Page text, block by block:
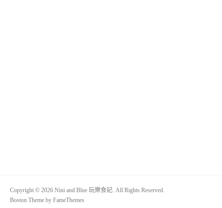
Copyright © 2026 Nini and Blue 玩樂食記. All Rights Reserved.
Boston Theme by FameThemes